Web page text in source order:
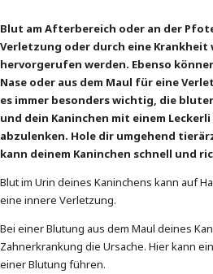
Blut am Afterbereich oder an der
Verletzung oder durch eine Krankheit
hervorgerufen werden. Ebenso
Nase oder aus dem Maul für eine
es immer besonders wichtig, die
und dein Kaninchen mit einem
abzulenken. Hole dir umgehend
kann deinem Kaninchen schnell und
Blut im Urin deines Kaninchens kann auf
eine innere Verletzung.
Bei einer Blutung aus dem Maul deines
Zahnerkrankung die Ursache. Hier kann
einer Blutung führen.